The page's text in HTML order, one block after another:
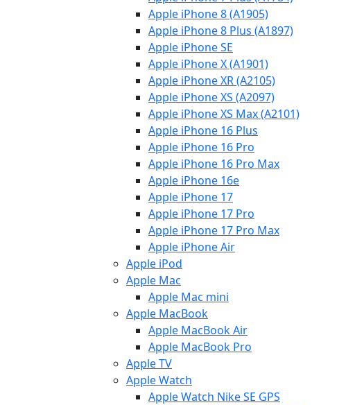
Apple iPhone 8 (A1905)
Apple iPhone 8 Plus (A1897)
Apple iPhone SE
Apple iPhone X (A1901)
Apple iPhone XR (A2105)
Apple iPhone XS (A2097)
Apple iPhone XS Max (A2101)
Apple iPhone 16 Plus
Apple iPhone 16 Pro
Apple iPhone 16 Pro Max
Apple iPhone 16e
Apple iPhone 17
Apple iPhone 17 Pro
Apple iPhone 17 Pro Max
Apple iPhone Air
Apple iPod
Apple Mac
Apple Mac mini
Apple MacBook
Apple MacBook Air
Apple MacBook Pro
Apple TV
Apple Watch
Apple Watch Nike SE GPS